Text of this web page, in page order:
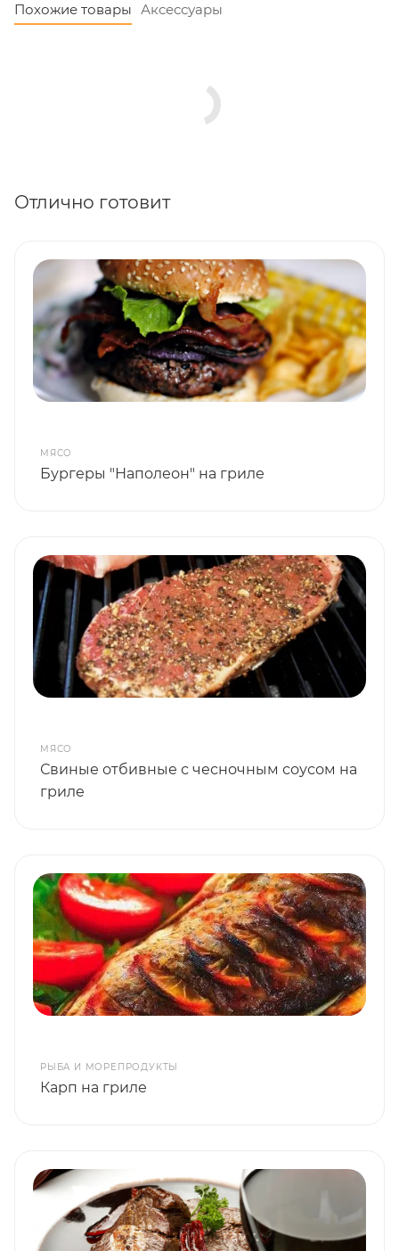
Похожие товары Аксессуары
Отлично готовит
МЯСО
Бургеры "Наполеон" на гриле
МЯСО
Свиные отбивные с чесночным соусом на
гриле
РЫБА И МОРЕПРОДУКТЫ
Карп на гриле